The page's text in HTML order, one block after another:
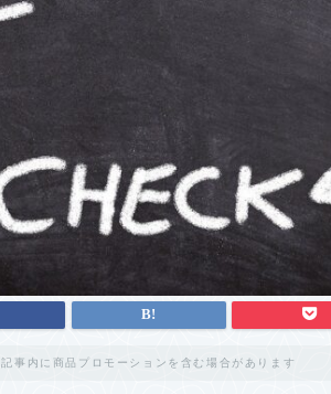
記事内に商品プロモーションを含む場合があります